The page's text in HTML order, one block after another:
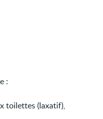
:
toilettes (laxatif),